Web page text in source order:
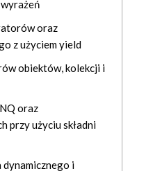
oraz
z użyciem yield
obiektów, kolekcji i
oraz
przy użyciu składni
i